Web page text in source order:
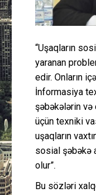
“Uşaqların
yaranan
edir. Onların
İnformasiya
şəbəkələrin
üçün texniki
uşaqların
sosial şəbəkə
olur”.
Bu sözləri